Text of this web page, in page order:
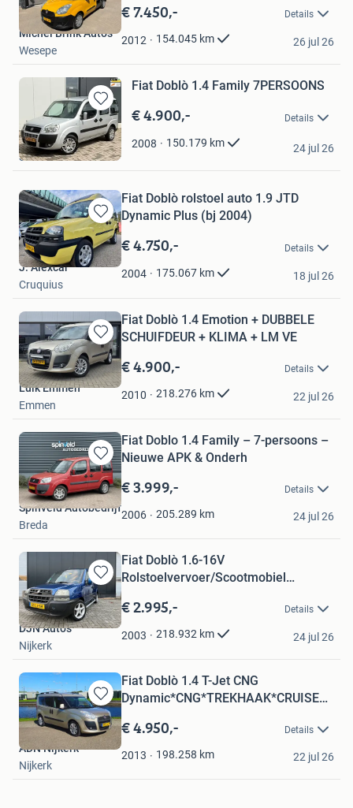
in
Mijn
Favorieten
€ 7.450,- Details
2012 154.045 km
Michel Brink Auto's
Wesepe
26 jul 26
Bewaren
in
Mijn
Favorieten
Fiat Doblò 1.4 Family 7PERSOONS
€ 4.900,- Details
2008 150.179 km
Autobedrijf Nor
Schiedam
24 jul 26
Bewaren
in
Mijn
Favorieten
Fiat Doblò rolstoel auto 1.9 JTD
Dynamic Plus (bj 2004)
€ 4.750,- Details
2004 175.067 km
J. Alexcar
Cruquius
18 jul 26
Bewaren
in
Mijn
Favorieten
Fiat Doblò 1.4 Emotion + DUBBELE
SCHUIFDEUR + KLIMA + LM VE
€ 4.900,- Details
2010 218.276 km
Luik Emmen
Emmen
22 jul 26
Bewaren
in
Mijn
Favorieten
Fiat Doblo 1.4 Family – 7-persoons –
Nieuwe APK & Onderh
€ 3.999,- Details
2006 205.289 km
Spinveld Autobedrijf
Breda
24 jul 26
Bewaren
in
Mijn
Favorieten
Fiat Doblò 1.6-16V
Rolstoelvervoer/Scootmobiel
€ 2.995,- Details
2003 218.932 km
DJN Auto's
Nijkerk
24 jul 26
Bewaren
in
Mijn
Favorieten
Fiat Doblò 1.4 T-Jet CNG
Dynamic*CNG*TREKHAAK*CRUISE
€ 4.950,- Details
2013 198.258 km
ADN Nijkerk
Nijkerk
22 jul 26